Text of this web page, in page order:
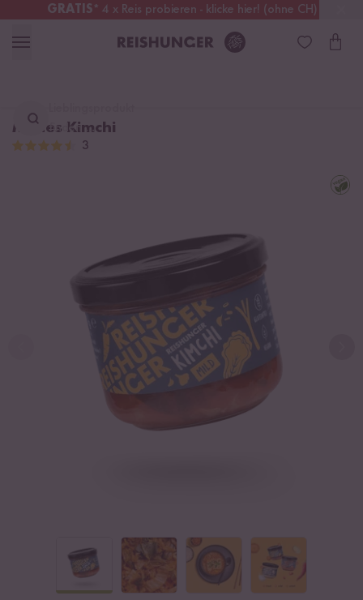
GRATIS* 4 x Reis probieren - klicke hier! (ohne CH)
Österreich Kostenloser Versand
finden ...
Mildes Kimchi
3